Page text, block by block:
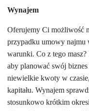
Wynajem
Oferujemy Ci możliwość
przypadku umowy najmu
warunki. Co z tego
aby planować swój
niewielkie kwoty w
kapitału. Wynajem
stosunkowo krótkim